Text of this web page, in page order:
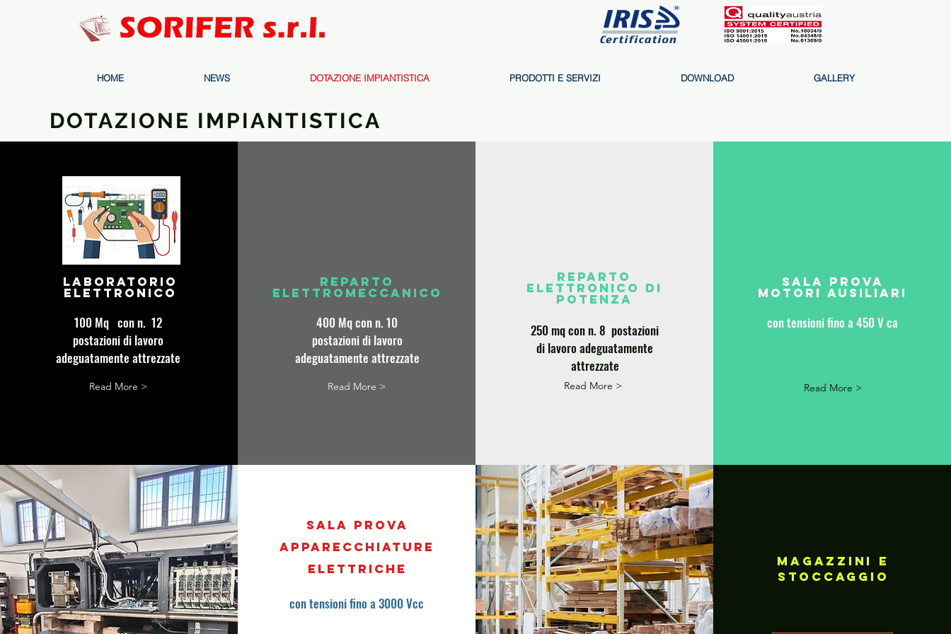
HOME NEWS DOTAZIONE IMPIANTISTICA PRODOTTI E SERVIZI DOWNLOAD GALLERY
DOTAZIONE IMPIANTISTICA
LABORATORIO
ELETTRONICO
100 Mq con n. 12
postazioni di lavoro
adeguatamente attrezzate
Read More >
reparto
elettromeccanico
400 Mq con n. 10
postazioni di lavoro
adeguatamente attrezzate
Read More >
reparto
elettronico di
potenza
250 mq con n. 8 postazioni
di lavoro adeguatamente
attrezzate
Read More >
sala prova
motori ausiliari
con tensioni fino a 450 V ca
Read More >
sala prova
apparecchiature
elettriche
con tensioni fino a 3000 Vcc
MAGAZZINi E
STOCCAGGIO